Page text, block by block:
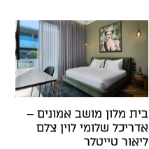
בית מלון מושב אמונים –
אדריכל שלומי לוין צלם
ליאור טייטלר